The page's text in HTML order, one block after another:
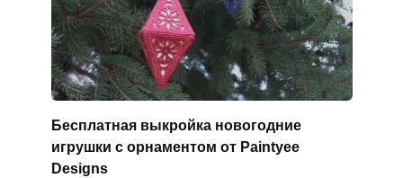
Бесплатная выкройка новогодние
игрушки с орнаментом от Paintyee
Designs